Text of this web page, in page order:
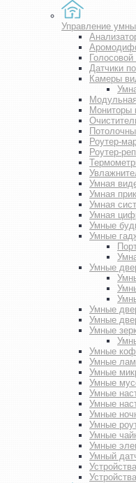
Управление
Датчики
Камеры
Мониторы
Роутер-
Роутер-
Умная
Умная
Умная
Умная
Умные
Умные
Умные
Умные
Умные
Умные
Умные
Умные
Умные
Умные
Умные
Умные
Умные
Умные
Умные
Умные
Умный